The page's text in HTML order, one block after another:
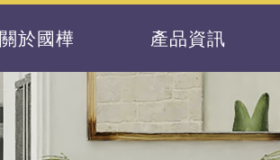
關於國樺 產品資訊